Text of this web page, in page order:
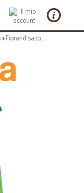
Fiorand sapone molle ml.500